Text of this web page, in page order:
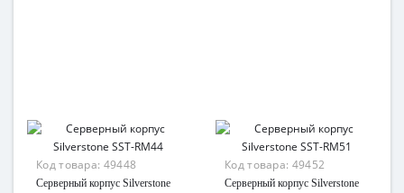
Код товара: 49448
Серверный корпус Silverstone
Код товара: 49452
Серверный корпус Silverstone